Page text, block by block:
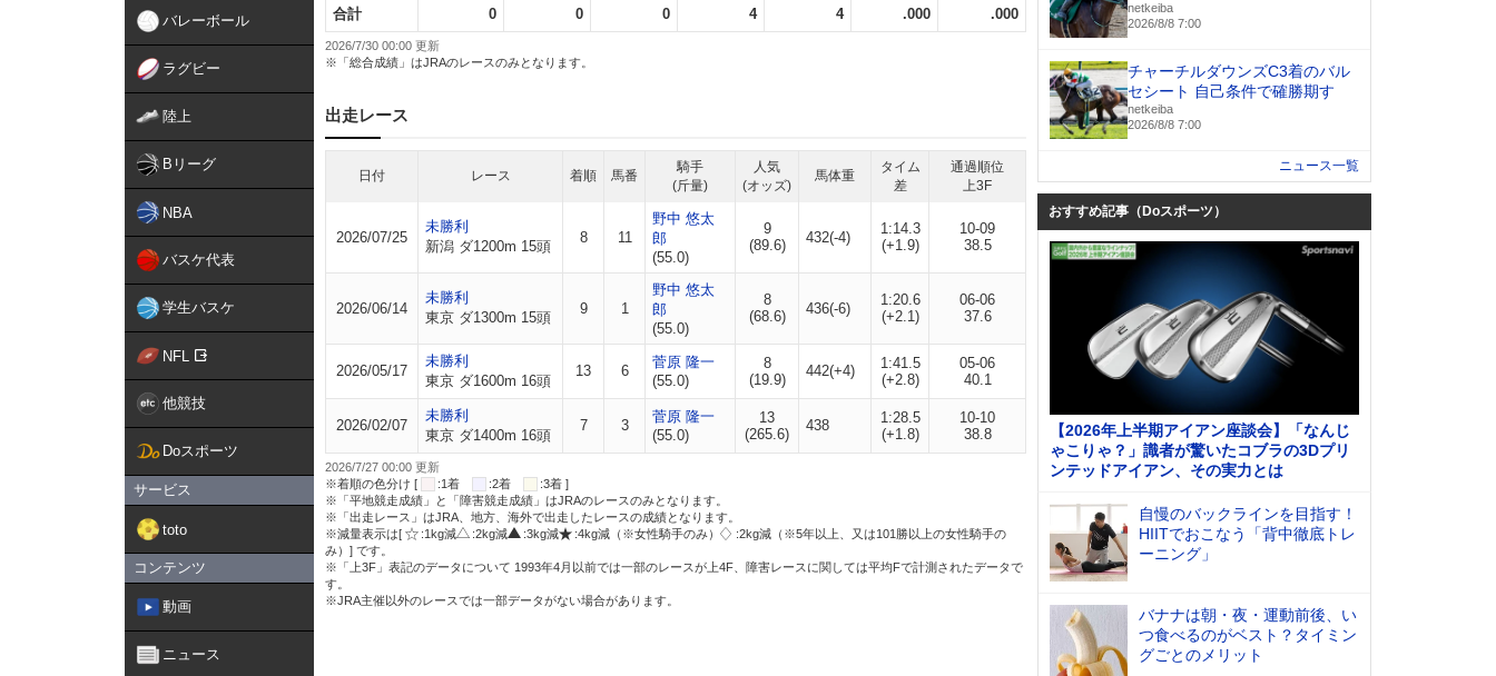
バレーボール
ラグビー
陸上
Bリーグ
NBA
バスケ代表
学生バスケ
NFL
他競技
Doスポーツ
サービス
toto
コンテンツ
動画
ニュース
合計 0 0 0 4 4 .000 .000
2026/7/30 00:00 更新
※「総合成績」はJRAのレースのみとなります。
出走レース
日付 レース 着順 馬番
騎手
(斤量)
人気
(オッズ)
馬体重
タイム
差
通過順位
上3F
2026/07/25
未勝利
新潟 ダ1200m 15頭
8 11
野中 悠太
郎
(55.0)
9
(89.6)
432(-4)
1:14.3
(+1.9)
10-09
38.5
2026/06/14
未勝利
東京 ダ1300m 15頭
9 1
野中 悠太
郎
(55.0)
8
(68.6)
436(-6)
1:20.6
(+2.1)
06-06
37.6
2026/05/17
未勝利
東京 ダ1600m 16頭
13 6
菅原 隆一
(55.0)
8
(19.9)
442(+4)
1:41.5
(+2.8)
05-06
40.1
2026/02/07
未勝利
東京 ダ1400m 16頭
7 3
菅原 隆一
(55.0)
13
(265.6)
438
1:28.5
(+1.8)
10-10
38.8
2026/7/27 00:00 更新
※着順の色分け [
:1着 :2着
:3着 ]
※「平地競走成績」と「障害競走成績」はJRAのレースのみとなります。
※「出走レース」はJRA、地方、海外で出走したレースの成績となります。
※減量表示は[
:1kg減 :2kg減 :3kg減 :4kg減（※女性騎手のみ）
:2kg減（※5年以上、又は101勝以上の女性騎手の
み）] です。
※「上3F」表記のデータについて 1993年4月以前では一部のレースが上4F、障害レースに関しては平均Fで計測されたデータで
す。
※JRA主催以外のレースでは一部データがない場合があります。
netkeiba
2026/8/8 7:00
チャーチルダウンズC3着のバル
セシート 自己条件で確勝期す
netkeiba
2026/8/8 7:00
ニュース一覧
おすすめ記事（Doスポーツ）
【2026年上半期アイアン座談会】「なんじ
ゃこりゃ？」識者が驚いたコブラの3Dプリ
ンテッドアイアン、その実力とは
自慢のバックラインを目指す！
HIITでおこなう「背中徹底トレ
ーニング」
バナナは朝・夜・運動前後、い
つ食べるのがベスト？タイミン
グごとのメリット